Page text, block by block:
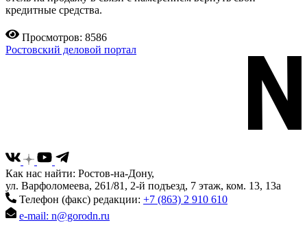
кредитные средства.
Просмотров: 8586
Ростовский деловой портал
Как нас найти: Ростов-на-Дону,
ул. Варфоломеева, 261/81, 2-й подъезд, 7 этаж, ком. 13, 13а
Телефон (факс) редакции: +7 (863) 2 910 610
e-mail: n@gorodn.ru